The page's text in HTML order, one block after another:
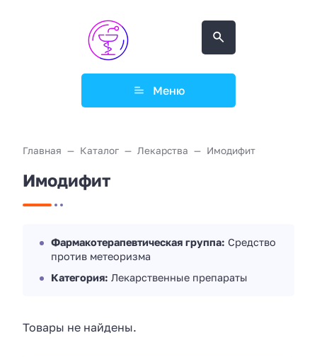
Меню
Главная Каталог Лекарства Имодифит
Имодифит
Фармакотерапевтическая группа: Средство
против метеоризма
Категория: Лекарственные препараты
Товары не найдены.